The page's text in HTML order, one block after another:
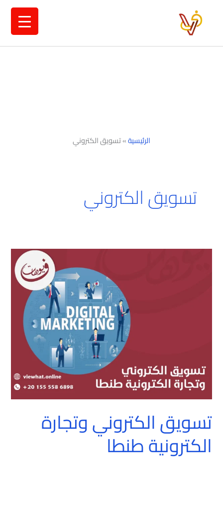
الرئيسية»تسويق الكتروني
تسويق الكتروني
تسويق الكتروني وتجارة
الكترونية طنطا